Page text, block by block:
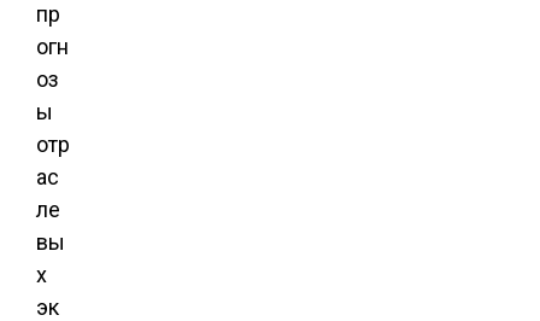
пр
огн
оз
ы
отр
ас
ле
вы
х
эк